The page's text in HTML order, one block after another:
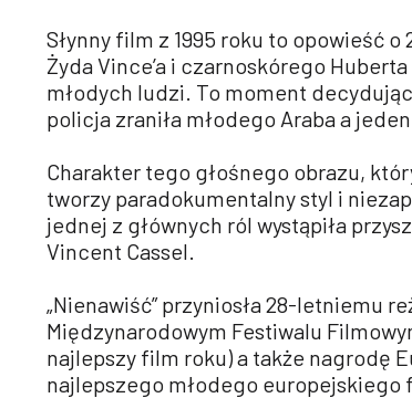
Słynny film z 1995 roku to opowieść
Żyda Vince’a i czarnoskórego
młodych ludzi. To moment
policja zraniła młodego Araba a
Charakter tego głośnego obrazu,
tworzy paradokumentalny styl i
jednej z głównych ról wystąpiła
Vincent Cassel.
„Nienawiść” przyniosła 28-letniemu
Międzynarodowym Festiwalu
najlepszy film roku) a także nagrodę
najlepszego młodego europejskiego